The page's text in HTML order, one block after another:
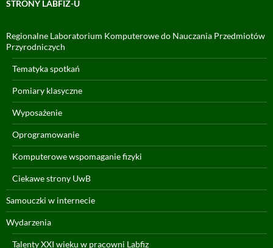
STRONY LABFIZ-U
Regionalne Laboratorium Komputerowe do Nauczania Przedmiotów
Przyrodniczych
Tematyka spotkań
Pomiary klasyczne
Wyposażenie
Oprogramowanie
Komputerowe wspomaganie fizyki
Ciekawe strony UwB
Samouczki w internecie
Wydarzenia
Talenty XXI wieku w pracowni Labfiz